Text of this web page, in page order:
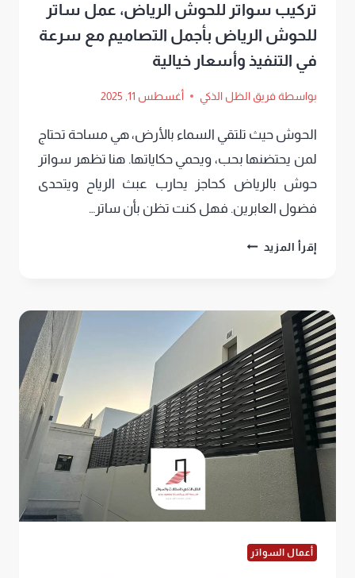
تركيب سواتر للحوش الرياض، عمل ساتر
للحوش الرياض بأجمل التصاميم مع سرعة
في التنفيذ وأسعار خيالية
بواسطة فريق الظل الذكي أغسطس 11, 2025
الحوش حيث تلتقي السماء بالأرض، هي مساحة تحتاج
لمن يحتضنها بحب، ويحمي حكاياتها. هنا تظهر سواتر
حوش بالرياض كحاجز يحارب عبث الرياح ويتحدى
فضول العابرين. فهل كنت تظن بأن ساتر…
إقرأ المزيد تركيب
عمل
ساتر
للحوش
الرياض
بأجمل
مع
سرعة
أعمال السواتر